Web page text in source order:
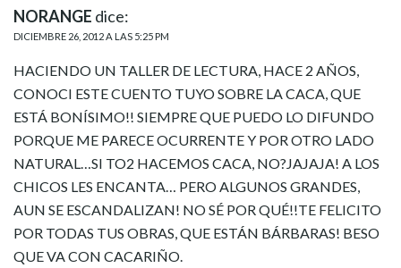
NORANGE dice:
DICIEMBRE 26, 2012 A LAS 5:25 PM
HACIENDO UN TALLER DE LECTURA, HACE 2 AÑOS,
CONOCI ESTE CUENTO TUYO SOBRE LA CACA, QUE
ESTÁ BONÍSIMO!! SIEMPRE QUE PUEDO LO DIFUNDO
PORQUE ME PARECE OCURRENTE Y POR OTRO LADO
NATURAL…SI TO2 HACEMOS CACA, NO?JAJAJA! A LOS
CHICOS LES ENCANTA… PERO ALGUNOS GRANDES,
AUN SE ESCANDALIZAN! NO SÉ POR QUÉ!!TE FELICITO
POR TODAS TUS OBRAS, QUE ESTÁN BÁRBARAS! BESO
QUE VA CON CACARIÑO.